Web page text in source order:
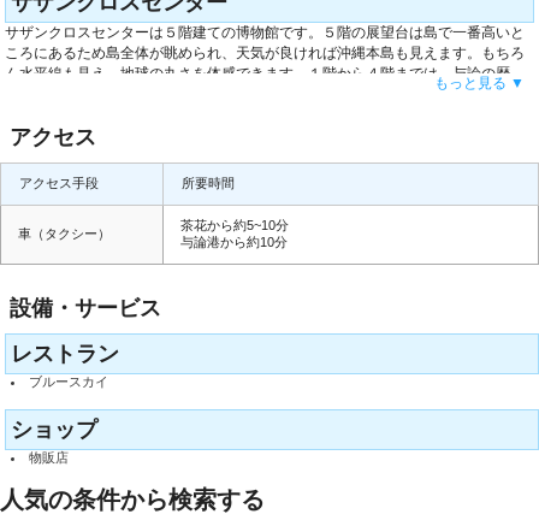
たりです。美しい海をバックに是非写真撮影して下さいね。
サザンクロスセンターは５階建ての博物館です。５階の展望台は島で一番高いと
ころにあるため島全体が眺められ、天気が良ければ沖縄本島も見えます。もちろ
ん水平線も見え、地球の丸さを体感できます。１階から４階までは、与論の歴
史、文化、自然に関する展示がしてあります。与論十五夜踊りの映像、独特の
ど沢山学ぶことが出来ます。また与論を愛した人気作家・森瑤子の自筆の原稿も
もっと見る ▼
アクセス
アクセス手段 所要時間
車（タクシー）
茶花から約5~10分
与論港から約10分
設備・サービス
レストラン
ブルースカイ
ショップ
物販店
人気の条件から検索する